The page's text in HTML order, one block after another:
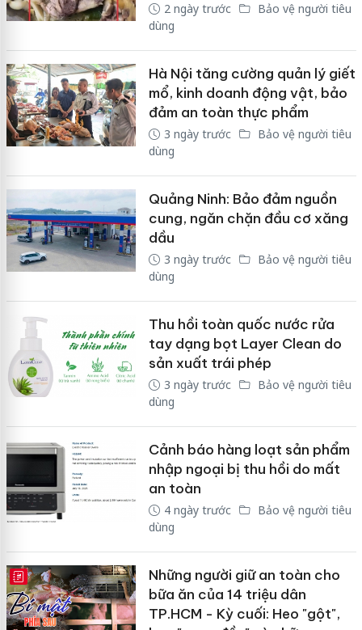
2 ngày trước
Bảo vệ người tiêu
dùng
Hà Nội tăng cường quản lý giết
mổ, kinh doanh động vật, bảo
đảm an toàn thực phẩm
3 ngày trước
Bảo vệ người tiêu
dùng
Quảng Ninh: Bảo đảm nguồn
cung, ngăn chặn đầu cơ xăng
dầu
3 ngày trước
Bảo vệ người tiêu
dùng
Thu hồi toàn quốc nước rửa
tay dạng bọt Layer Clean do
sản xuất trái phép
3 ngày trước
Bảo vệ người tiêu
dùng
Cảnh báo hàng loạt sản phẩm
nhập ngoại bị thu hồi do mất
an toàn
4 ngày trước
Bảo vệ người tiêu
dùng
E-MAGAZINE
Những người giữ an toàn cho
bữa ăn của 14 triệu dân
TP.HCM - Kỳ cuối: Heo "gột",